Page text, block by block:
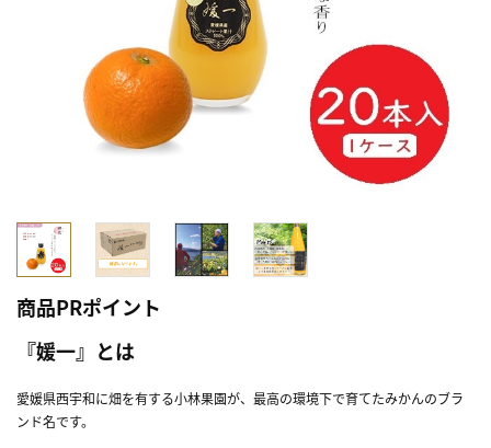
商品PRポイント
『媛一』とは
愛媛県西宇和に畑を有する小林果園が、最高の環境下で育てたみかんのブラ
ンド名です。